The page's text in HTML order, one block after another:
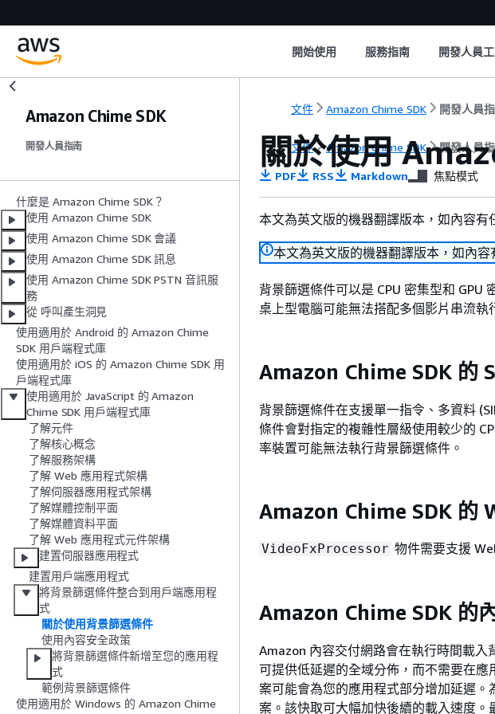
開始使用 服務指南 開發人員
Amazon Chime SDK
開發人員指南
什麼是 Amazon Chime SDK？
使用 Amazon Chime SDK
使用 Amazon Chime SDK 會議
使用 Amazon Chime SDK 訊息
使用 Amazon Chime SDK PSTN 音訊服
務
從 呼叫產生洞見
使用適用於 Android 的 Amazon Chime
SDK 用戶端程式庫
使用適用於 iOS 的 Amazon Chime SDK 用
戶端程式庫
使用適用於 JavaScript 的 Amazon
Chime SDK 用戶端程式庫
了解元件
了解核心概念
了解服務架構
了解 Web 應用程式架構
了解伺服器應用程式架構
了解媒體控制平面
了解媒體資料平面
了解 Web 應用程式元件架構
建置伺服器應用程式
建置用戶端應用程式
將背景篩選條件整合到用戶端應用程
式
關於使用背景篩選條件
使用內容安全政策
將背景篩選條件新增至您的應用程
式
範例背景篩選條件
使用適用於 Windows 的 Amazon Chime
文件 Amazon Chime SDK 開發人員
文件 Amazon Chime SDK 開發人員
關於使用
PDF RSS Markdown 焦點模式
本文為英文版的機器翻譯版本，如內容有
本文為英文版的機器翻譯版本，如內
背景篩選條件可以是 CPU 密集型和
桌上型電腦可能無法搭配多個影片串流執
Amazon Chime SDK 的
背景篩選條件在支援單一指令、多資料
條件會對指定的複雜性層級使用較少的
率裝置可能無法執行背景篩選條件。
Amazon Chime SDK 的
VideoFxProcessor 物件需要支援
Amazon Chime SDK 的
Amazon 內容交付網路會在執行時間載
可提供低延遲的全域分佈，而不需要在
案可能會為您的應用程式部分增加延遲
案。該快取可大幅加快後續的載入速度